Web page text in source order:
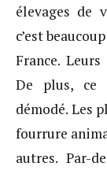
élevages de
c’est
France.
De plus, ce
démodé. Les
fourrure
autres. Par-